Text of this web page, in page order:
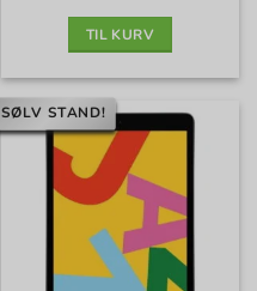
TIL KURV
SØLV STAND!